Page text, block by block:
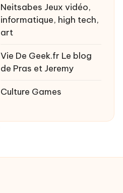
Neitsabes Jeux vidéo,
informatique, high tech,
art
Vie De Geek.fr Le blog
de Pras et Jeremy
Culture Games